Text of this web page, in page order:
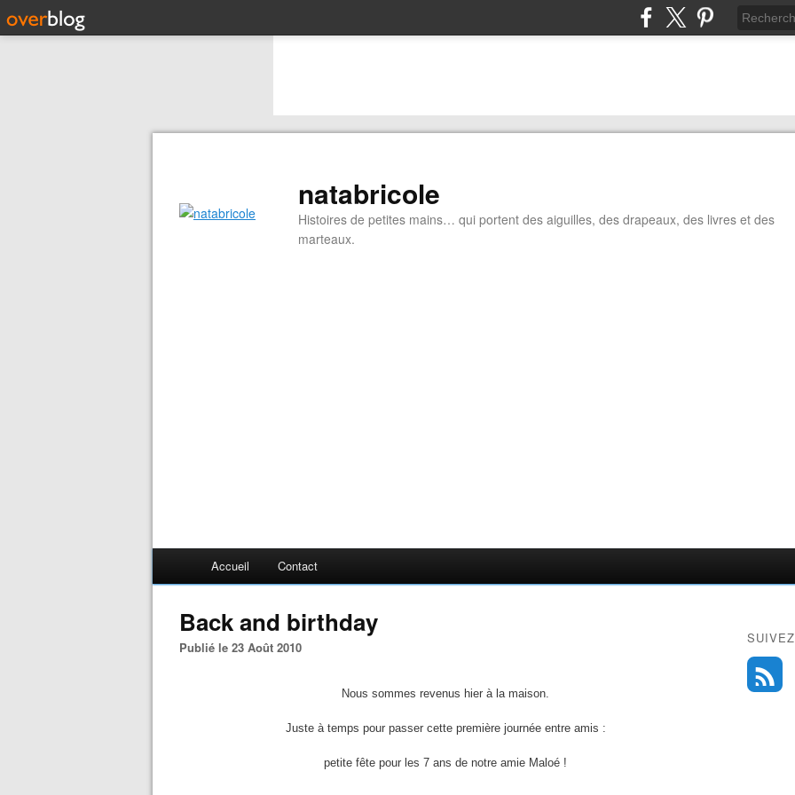
natabricole
Histoires de petites mains… qui portent des aiguilles, des drapeaux, des livres et des
marteaux.
Accueil Contact
Back and birthday
Publié le 23 Août 2010
Nous sommes revenus hier à la maison.
Juste à temps pour passer cette première journée entre amis :
petite fête pour les 7 ans de notre amie Maloé !